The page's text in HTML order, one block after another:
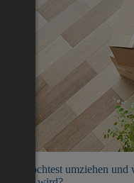
Du möchtest umziehen